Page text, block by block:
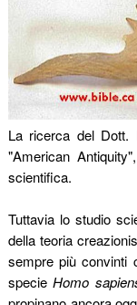
La ricerca del Dott.
"American
scientifica.
Tuttavia lo studio
della teoria
sempre più convinti
specieHomo